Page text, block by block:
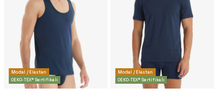
Modal / Elastan
OEKO-TEX® Sertifikalı
Modal / Elastan
OEKO-TEX® Sertifikalı